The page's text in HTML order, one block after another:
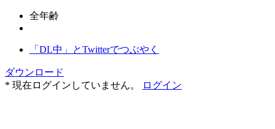
全年齢
「DL中」とTwitterでつぶやく
ダウンロード
* 現在ログインしていません。
ログイン